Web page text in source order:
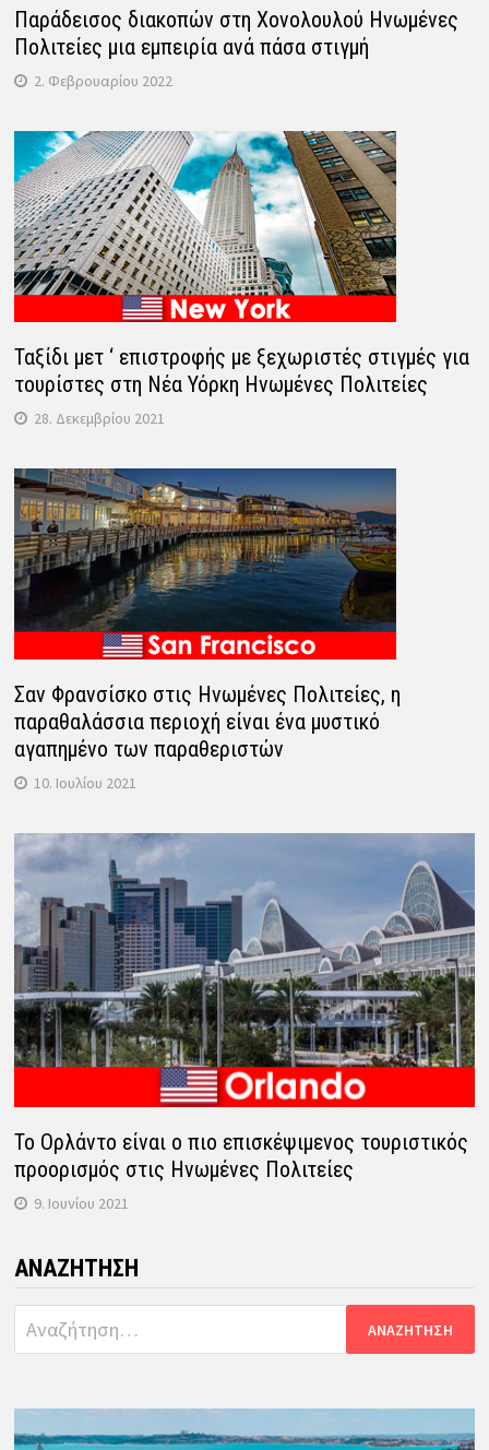
Παράδεισος διακοπών στη Χονολουλού Ηνωμένες
Πολιτείες μια εμπειρία ανά πάσα στιγμή
2. Φεβρουαρίου 2022
Ταξίδι μετ ‘ επιστροφής με ξεχωριστές στιγμές για
τουρίστες στη Νέα Υόρκη Ηνωμένες Πολιτείες
28. Δεκεμβρίου 2021
Σαν Φρανσίσκο στις Ηνωμένες Πολιτείες, η
παραθαλάσσια περιοχή είναι ένα μυστικό
αγαπημένο των παραθεριστών
10. Ιουλίου 2021
Το Ορλάντο είναι ο πιο επισκέψιμενος τουριστικός
προορισμός στις Ηνωμένες Πολιτείες
9. Ιουνίου 2021
ΑΝΑΖΉΤΗΣΗ
Αναζήτηση
για: